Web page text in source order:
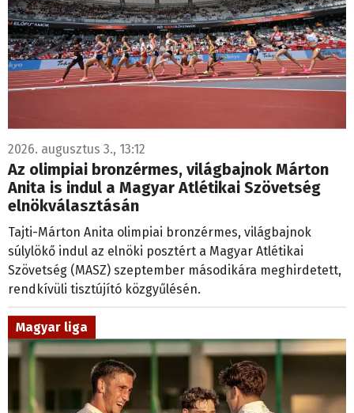
Anita is indul a Magyar Atlétikai Szövetség
elnökválasztásán
Tajti-Márton Anita olimpiai bronzérmes, világbajnok
Szövetség (MASZ) szeptember másodikára meghirdetett,
rendkívüli tisztújító közgyűlésén.
Magyar liga